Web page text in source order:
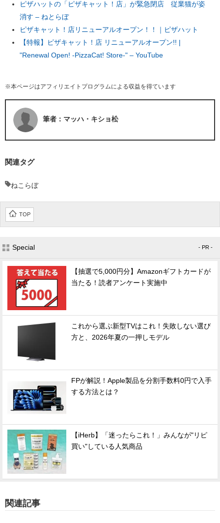
ピザハットの「ピザキャット！店」が緊急閉店 従業猫が姿
消す – ねとらぼ
ピザキャット！店リニューアルオープン！！｜ピザハット
【特報】ピザキャット！店 リニューアルオープン!! |
"Renewal Open! -PizzaCat! Store-" – YouTube
※本ページはアフィリエイトプログラムによる収益を得ています
筆者：マッハ・キショ松
関連タグ
ねこらぼ
TOP
Special - PR -
【抽選で5,000円分】Amazonギフトカードが
当たる！読者アンケート実施中
これから選ぶ新型TVはこれ！失敗しない選び
方と、2026年夏の一押しモデル
FPが解説！Apple製品を分割手数料0円で入手
する方法とは？
【iHerb】「迷ったらこれ！」みんなが"リピ
買い"している人気商品
関連記事